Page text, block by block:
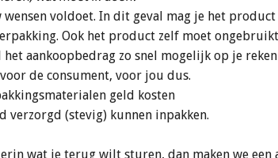
voldoet. In dit geval mag je het
Ook het product zelf moet
aankoopbedrag zo snel mogelijk op je
de consument, voor jou dus.
geld kosten
verzorgd (stevig) kunnen inpakken.
wat je terug wilt sturen, dan maken we